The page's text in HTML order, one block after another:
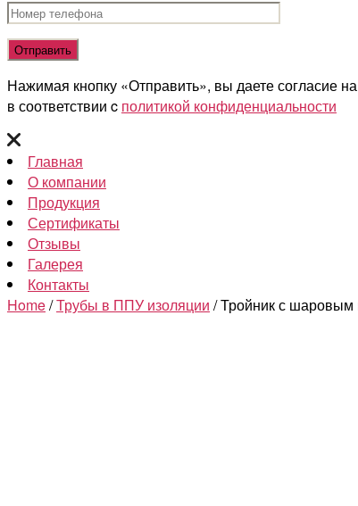
Нажимая кнопку «Отправить», вы даете согласие
в соответствии c политикой конфиденциальности
Главная
О компании
Продукция
Сертификаты
Отзывы
Галерея
Контакты
Home/Трубы в ППУ изоляции / Тройник с шаровым